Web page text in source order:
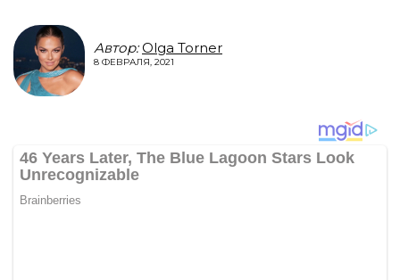
Автор: Olga Torner
8 ФЕВРАЛЯ, 2021